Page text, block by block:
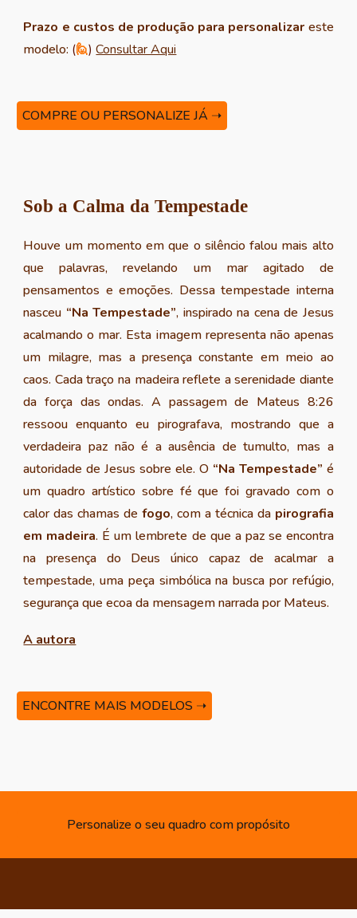
Prazo e custos de produção para personalizar este
modelo: (🙋) Consultar Aqui
COMPRE OU PERSONALIZE JÁ ➝
Sob a Calma da Tempestade
Houve um momento em que o silêncio falou mais alto
que palavras, revelando um mar agitado de
pensamentos e emoções. Dessa tempestade interna
nasceu “Na Tempestade”, inspirado na cena de Jesus
acalmando o mar. Esta imagem representa não apenas
um milagre, mas a presença constante em meio ao
caos. Cada traço na madeira reflete a serenidade diante
da força das ondas. A passagem de Mateus 8:26
ressoou enquanto eu pirografava, mostrando que a
verdadeira paz não é a ausência de tumulto, mas a
autoridade de Jesus sobre ele. O “Na Tempestade” é
um quadro artístico sobre fé que foi gravado com o
calor das chamas defogo, com a técnica da pirografia
em madeira. É um lembrete de que a paz se encontra
na presença do Deus único capaz de acalmar a
tempestade, uma peça simbólica na busca porrefúgio,
segurança que ecoa da mensagem narrada por Mateus.
A autora
ENCONTRE MAIS MODELOS ➝
Personalize o seu quadro com propósito